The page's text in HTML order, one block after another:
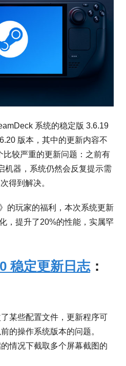
系统的稳定版 3.6.19
版本，其中的更新内容不
比较严重的更新问题：之前有
机器，系统仍然会反复提示需
得到解决。
的玩家的福利，本次系统更新
，提升了20%的性能，实属罕
稳定更新日志：
某些配置文件，更新程序可
的操作系统版本的问题。
情况下截取多个屏幕截图的